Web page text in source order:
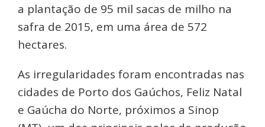
a plantação de 95 mil sacas de milho na
safra de 2015, em uma área de 572
hectares.
As irregularidades foram encontradas nas
cidades de Porto dos Gaúchos, Feliz Natal
e Gaúcha do Norte, próximos a Sinop